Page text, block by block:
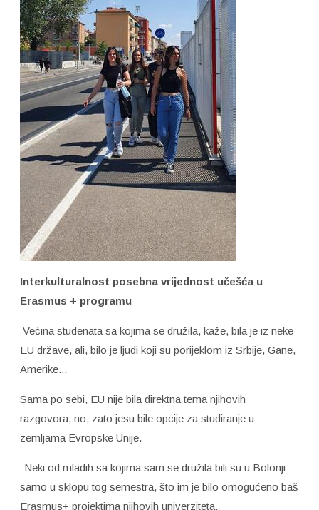
Interkulturalnost posebna vrijednost učešća u
Erasmus + programu
Većina studenata sa kojima se družila, kaže, bila je iz neke
EU države, ali, bilo je ljudi koji su porijeklom iz Srbije, Gane,
Amerike...
Sama po sebi, EU nije bila direktna tema njihovih
razgovora, no, zato jesu bile opcije za studiranje u
zemljama Evropske Unije.
-Neki od mladih sa kojima sam se družila bili su u Bolonji
samo u sklopu tog semestra, što im je bilo omogućeno baš
Erasmus+ projektima njihovih univerziteta.